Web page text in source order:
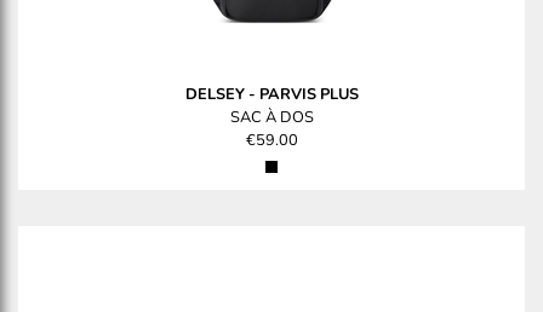
DELSEY- PARVIS PLUS
SAC À DOS
€59.00